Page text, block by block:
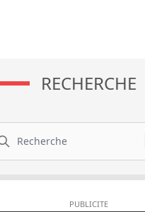
RECHERCHE